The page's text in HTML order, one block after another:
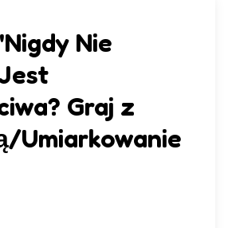
Nie
Graj z
Umiarkowanie